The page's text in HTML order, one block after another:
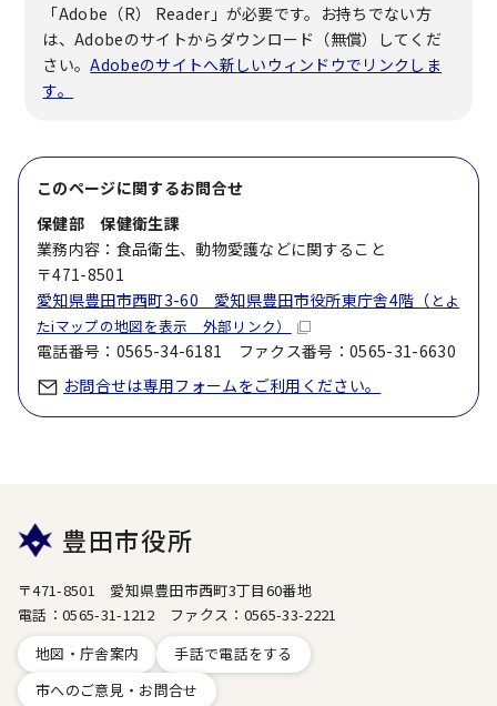
「Adobe（R） Reader」が必要です。お持ちでない方
は、Adobeのサイトからダウンロード（無償）してくだ
さい。Adobeのサイトへ新しいウィンドウでリンクしま
す。
このページに関するお問合せ
保健部 保健衛生課
業務内容：食品衛生、動物愛護などに関すること
〒471-8501
愛知県豊田市西町3-60 愛知県豊田市役所東庁舎4階（ とよ
たiマップの地図を表示 外部リンク）
電話番号：0565-34-6181 ファクス番号：0565-31-6630
お問合せは専用フォームをご利用ください。
豊田市役所
〒471-8501 愛知県豊田市西町3丁目60番地
電話：0565-31-1212 ファクス：0565-33-2221
地図・庁舎案内
手話で電話をする
市へのご意見・お問合せ